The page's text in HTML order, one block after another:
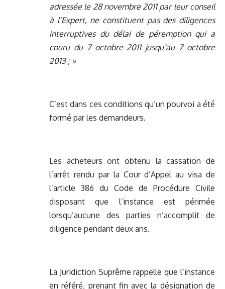
adressée le 28 novembre 2011 par leur conseil
à l’Expert, ne constituent pas des diligences
interruptives du délai de péremption qui a
couru du 7 octobre 2011 jusqu’au 7 octobre
2013 ; »
C’est dans ces conditions qu’un pourvoi a été
formé par les demandeurs.
Les acheteurs ont obtenu la cassation de
l’arrêt rendu par la Cour d’Appel au visa de
l’article 386 du Code de Procédure Civile
disposant que l’instance est périmée
lorsqu’aucune des parties n’accomplit de
diligence pendant deux ans.
La Juridiction Suprême rappelle que l’instance
en référé, prenant fin avec la désignation de